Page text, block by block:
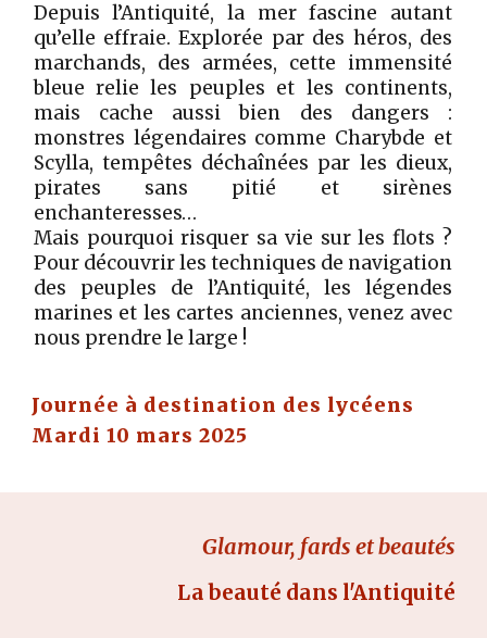
Depuis l’Antiquité, la mer fascine autant
qu’elle effraie. Explorée par des héros, des
marchands, des armées, cette immensité
bleue relie les peuples et les continents,
mais cache aussi bien des dangers :
monstres légendaires comme Charybde et
Scylla, tempêtes déchaînées par les dieux,
pirates sans pitié et sirènes
enchanteresses…
Mais pourquoi risquer sa vie sur les flots ?
Pour découvrir les techniques de navigation
des peuples de l’Antiquité, les légendes
marines et les cartes anciennes, venez avec
nous prendre le large !
Journée à destination des lycéens
Mardi 10 mars 2025
Glamour, fards et beautés
La beauté dans l'Antiquité